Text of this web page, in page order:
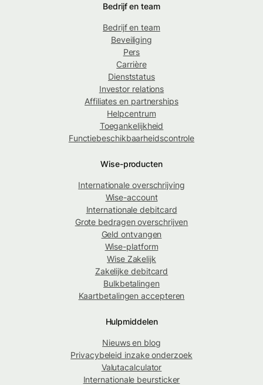
Bedrijf en team
Bedrijf en team
Beveiliging
Pers
Carrière
Dienststatus
Investor relations
Affiliates en partnerships
Helpcentrum
Toegankelijkheid
Functiebeschikbaarheidscontrole
Wise-producten
Internationale overschrijving
Wise-account
Internationale debitcard
Grote bedragen overschrijven
Geld ontvangen
Wise-platform
Wise Zakelijk
Zakelijke debitcard
Bulkbetalingen
Kaartbetalingen accepteren
Hulpmiddelen
Nieuws en blog
Privacybeleid inzake onderzoek
Valutacalculator
Internationale beursticker